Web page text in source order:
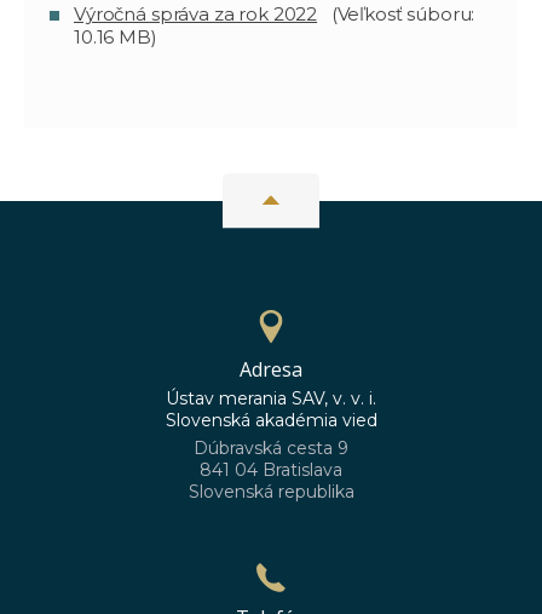
Výročná správa za rok 2022 (Veľkosť súboru:
10.16 MB)
Adresa
Ústav merania SAV, v. v. i.
Slovenská akadémia vied
Dúbravská cesta 9
841 04 Bratislava
Slovenská republika